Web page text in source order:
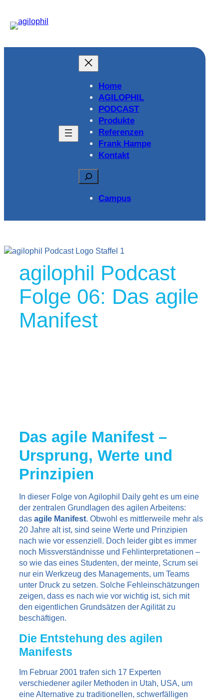
Home
AGILOPHIL
PODCAST
Produkte
Referenzen
Frank Hampe
Kontakt
Suchen
Campus
agilophil Podcast
Folge 06: Das agile
Manifest
Das agile Manifest –
Ursprung, Werte und
Prinzipien
In dieser Folge von Agilophil Daily geht es um eine
der zentralen Grundlagen des agilen Arbeitens:
dasagile Manifest. Obwohl es mittlerweile mehr als
20 Jahre alt ist, sind seine Werte und Prinzipien
nach wie vor essenziell. Doch leider gibt es immer
noch Missverständnisse und Fehlinterpretationen –
so wie das eines Studenten, der meinte, Scrum sei
nur ein Werkzeug des Managements, um Teams
unter Druck zu setzen. Solche Fehleinschätzungen
zeigen, dass es nach wie vor wichtig ist, sich mit
den eigentlichen Grundsätzen der Agilität zu
beschäftigen.
Die Entstehung des agilen
Manifests
Im Februar 2001 trafen sich 17 Experten
verschiedener agiler Methoden in Utah, USA, um
eine Alternative zu traditionellen, schwerfälligen